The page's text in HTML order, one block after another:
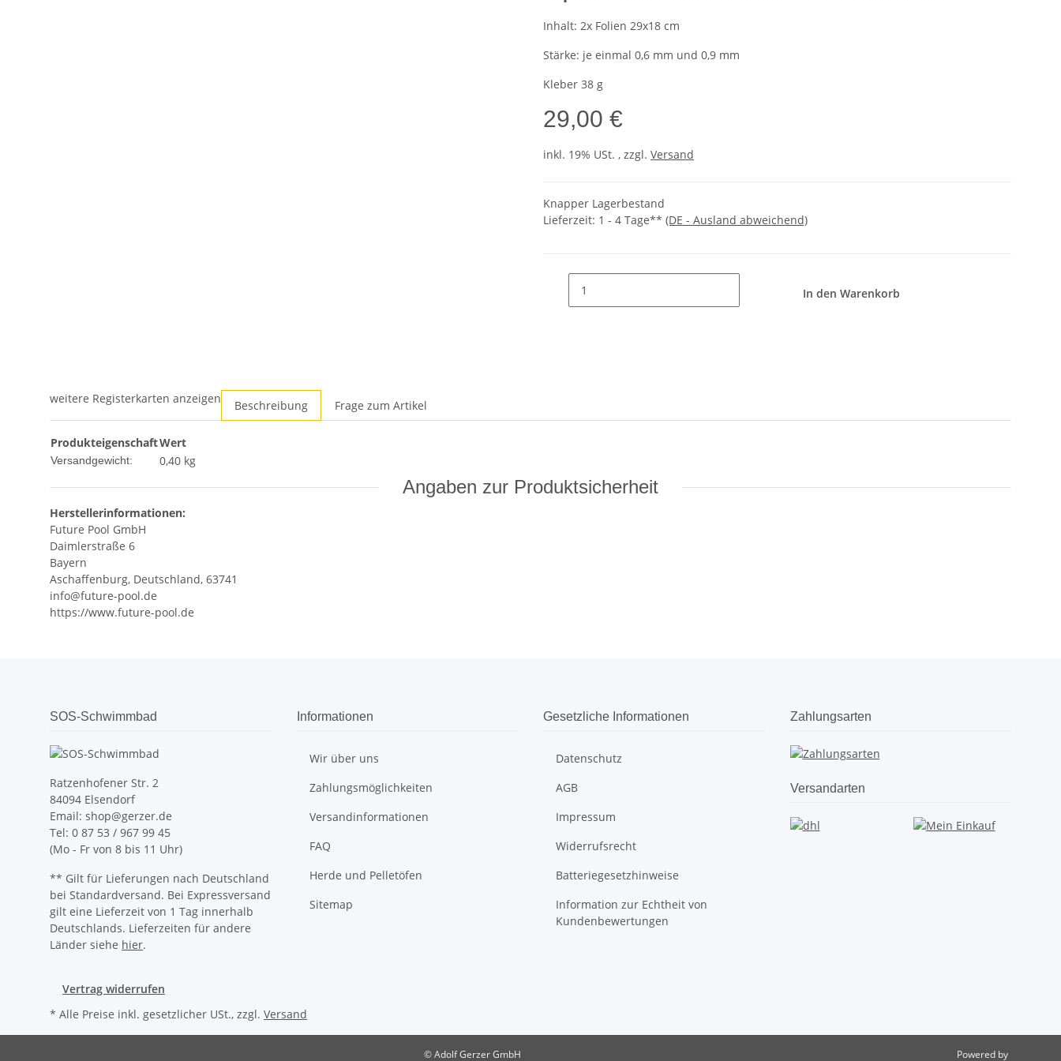
Inhalt: 2x Folien 29x18 cm
Stärke: je einmal 0,6 mm und 0,9 mm
Kleber 38 g
29,00 €
inkl. 19% USt. , zzgl. Versand
Knapper Lagerbestand
Lieferzeit: 1 - 4 Tage** (DE - Ausland abweichend)
In den Warenkorb
weitere Registerkarten anzeigen Beschreibung Frage zum Artikel
ProdukteigenschaftWert
Versandgewicht: 0,40 kg
Angaben zur Produktsicherheit
Herstellerinformationen:
Future Pool GmbH
Daimlerstraße 6
Bayern
Aschaffenburg, Deutschland, 63741
info@future-pool.de
https://www.future-pool.de
SOS-Schwimmbad
Ratzenhofener Str. 2
84094 Elsendorf
Email: shop@gerzer.de
Tel: 0 87 53 / 967 99 45
(Mo - Fr von 8 bis 11 Uhr)
** Gilt für Lieferungen nach Deutschland
bei Standardversand. Bei Expressversand
gilt eine Lieferzeit von 1 Tag innerhalb
Deutschlands. Lieferzeiten für andere
Länder siehe hier.
Informationen
Wir über uns
Zahlungsmöglichkeiten
Versandinformationen
FAQ
Herde und Pelletöfen
Sitemap
Gesetzliche Informationen
Datenschutz
AGB
Impressum
Widerrufsrecht
Batteriegesetzhinweise
Information zur Echtheit von
Kundenbewertungen
Zahlungsarten
Versandarten
Vertrag widerrufen
* Alle Preise inkl. gesetzlicher USt., zzgl. Versand
© Adolf Gerzer GmbH Powered by